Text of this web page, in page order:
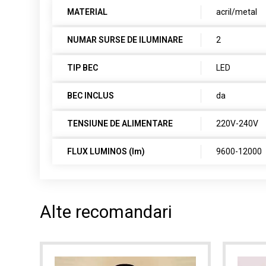
MATERIAL acril/metal
NUMAR SURSE DE ILUMINARE 2
TIP BEC LED
BEC INCLUS da
TENSIUNE DE ALIMENTARE 220V-240V
FLUX LUMINOS (lm) 9600-12000
Alte recomandari